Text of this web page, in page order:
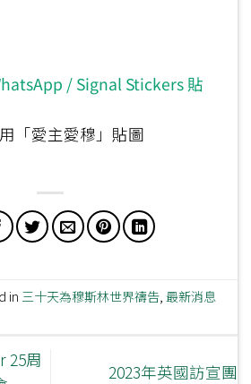
/ Signal Stickers 貼
「愛主愛穆」貼圖
in 三十天為穆斯林世界禱告,最新消息
25周
2023年英國訪宣團